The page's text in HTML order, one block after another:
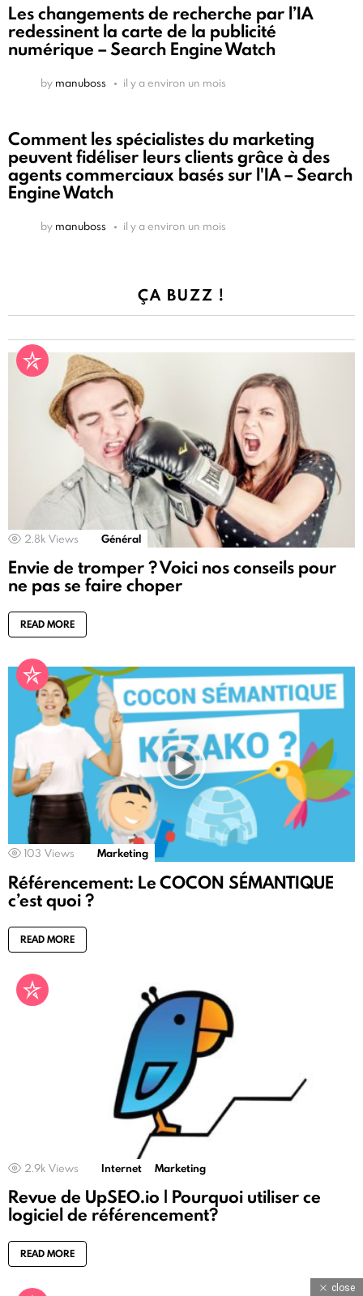
Les changements de recherche par l’IA
redessinent la carte de la publicité
numérique – Search Engine Watch
by manuboss il y a environ un mois
Comment les spécialistes du marketing
peuvent fidéliser leurs clients grâce à des
agents commerciaux basés sur l'IA – Search
Engine Watch
by manuboss il y a environ un mois
ÇA BUZZ !
2.8k Views Général
Envie de tromper ? Voici nos conseils pour
ne pas se faire choper
READ MORE
103 Views Marketing
Référencement: Le COCON SÉMANTIQUE
c’est quoi ?
READ MORE
2.9k Views Internet Marketing
Revue de UpSEO.io | Pourquoi utiliser ce
logiciel de référencement?
READ MORE
close